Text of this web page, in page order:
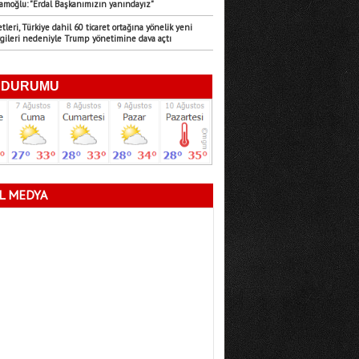
Emre Türk
11.07.2026
Fatma Lalecan
11.09.2025
Neyin Çivisi
"Erdal Başkanımızın yanındayız"
Türkiye dahil 60 ticaret ortağına yönelik yeni
nedeniyle Trump yönetimine dava açtı
MEDYA